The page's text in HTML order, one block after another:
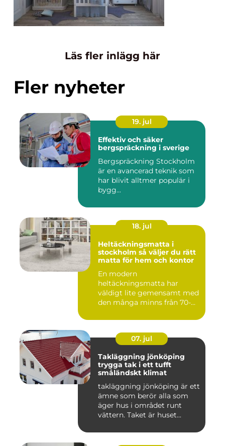
Läs fler inlägg här
Fler nyheter
19. jul
Effektiv och säker
bergspräckning i sverige
Bergspräckning Stockholm
är en avancerad teknik som
har blivit alltmer populär i
bygg...
18. jul
Heltäckningsmatta i
stockholm så väljer du rätt
matta för hem och kontor
En modern
heltäckningsmatta har
väldigt lite gemensamt med
den många minns från 70-
07. jul
Takläggning jönköping
trygga tak i ett tufft
småländskt klimat
takläggning jönköping är ett
ämne som berör alla som
äger hus i området runt
vättern. Taket är huset...